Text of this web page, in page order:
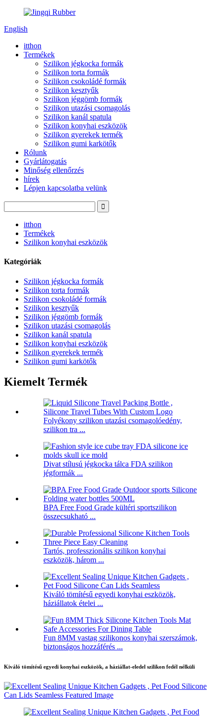
English
itthon
Termékek
Szilikon jégkocka formák
Szilikon torta formák
Szilikon csokoládé formák
Szilikon kesztyűk
Szilikon jéggömb formák
Szilikon utazási csomagolás
Szilikon kanál spatula
Szilikon konyhai eszközök
Szilikon gyerekek termék
Szilikon gumi karkötők
Rólunk
Gyárlátogatás
Minőség ellenőrzés
hírek
Lépjen kapcsolatba velünk
itthon
Termékek
Szilikon konyhai eszközök
Kategóriák
Szilikon jégkocka formák
Szilikon torta formák
Szilikon csokoládé formák
Szilikon kesztyűk
Szilikon jéggömb formák
Szilikon utazási csomagolás
Szilikon kanál spatula
Szilikon konyhai eszközök
Szilikon gyerekek termék
Szilikon gumi karkötők
Kiemelt Termék
Folyékony szilikon utazási csomagolóedény,
szilikon tra ...
Divat stílusú jégkocka tálca FDA szilikon
jégformák ...
BPA Free Food Grade kültéri sportszilikon
összecsukható ...
Tartós, professzionális szilikon konyhai
eszközök, három ...
Kiváló tömítésű egyedi konyhai eszközök,
háziállatok ételei ...
Fun 8MM vastag szilikonos konyhai szerszámok,
biztonságos hozzáférés ...
Kiváló tömítésű egyedi konyhai eszközök, a háziállat-eledel szilikon fedél nélküli